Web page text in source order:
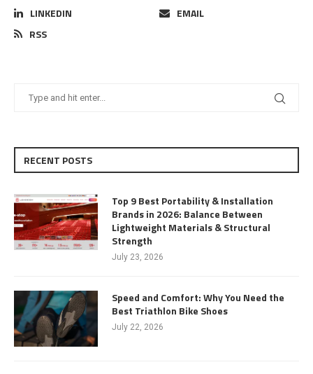
LINKEDIN
EMAIL
RSS
RECENT POSTS
Top 9 Best Portability & Installation
Brands in 2026: Balance Between
Lightweight Materials & Structural
Strength
July 23, 2026
Speed and Comfort: Why You Need the
Best Triathlon Bike Shoes
July 22, 2026